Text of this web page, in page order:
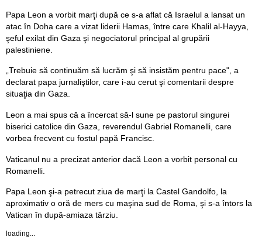
Papa Leon a vorbit marţi după ce s-a aflat că Israelul a lansat un
atac în Doha care a vizat liderii Hamas, între care Khalil al-Hayya,
şeful exilat din Gaza şi negociatorul principal al grupării
palestiniene.
„Trebuie să continuăm să lucrăm şi să insistăm pentru pace", a
declarat papa jurnaliştilor, care i-au cerut şi comentarii despre
situaţia din Gaza.
Leon a mai spus că a încercat să-l sune pe pastorul singurei
biserici catolice din Gaza, reverendul Gabriel Romanelli, care
vorbea frecvent cu fostul papă Francisc.
Vaticanul nu a precizat anterior dacă Leon a vorbit personal cu
Romanelli.
Papa Leon şi-a petrecut ziua de marţi la Castel Gandolfo, la
aproximativ o oră de mers cu maşina sud de Roma, şi s-a întors la
Vatican în după-amiaza târziu.
loading...